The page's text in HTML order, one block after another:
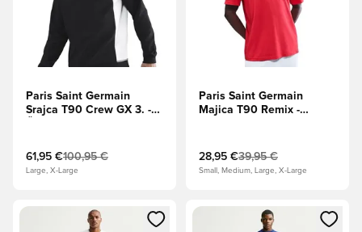
Paris Saint Germain
Srajca T90 Crew GX 3. -
61,95 €100,95 €
Large, X-Large
Paris Saint Germain
Majica T90 Remix -
28,95 €39,95 €
Small, Medium, Large, X-Large
Odpre Modal za prijavo ali vpis kot članOdpre Modal za prijavo ali